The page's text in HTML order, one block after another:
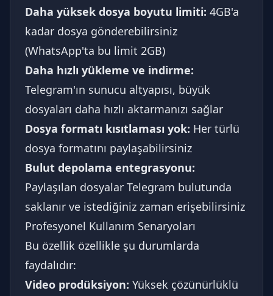
Daha yüksek dosya boyutu limiti: 4GB'a
kadar dosya gönderebilirsiniz
(WhatsApp'ta bu limit 2GB)
Daha hızlı yükleme ve indirme:
Telegram'ın sunucu altyapısı, büyük
dosyaları daha hızlı aktarmanızı sağlar
Dosya formatı kısıtlaması yok: Her türlü
dosya formatını paylaşabilirsiniz
Bulut depolama entegrasyonu:
Paylaşılan dosyalar Telegram bulutunda
saklanır ve istediğiniz zaman erişebilirsiniz
Profesyonel Kullanım Senaryoları
Bu özellik özellikle şu durumlarda
faydalıdır:
Video prodüksiyon: Yüksek çözünürlüklü